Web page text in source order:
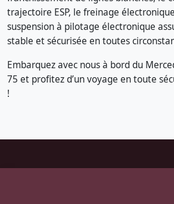
trajectoire ESP, le freinage
suspension à pilotage électronique
stable et sécurisée en toutes
Embarquez avec nous à bord du
75 et profitez d’un voyage en toute
!
de